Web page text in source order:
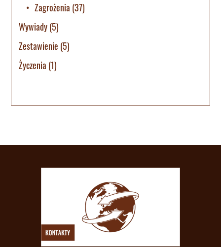
Zagrożenia (37)
Wywiady(5)
Zestawienie (5)
Życzenia (1)